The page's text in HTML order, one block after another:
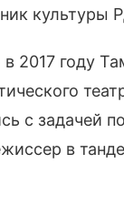
культуры
в 2017 году
с задачей
в